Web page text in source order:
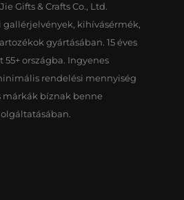
Gifts & Crafts Co., Ltd.
gallérjelvények, kihívásérmék,
gyártásában. 15 éves
országba. Ingyenes
rendelési mennyiség
márkák bíznak benne